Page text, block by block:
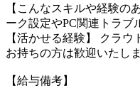
【こんなスキルや経験の
ーク設定やPC関連トラブ
【活かせる経験】 クラ
お持ちの方は歓迎いたし
【給与備考】